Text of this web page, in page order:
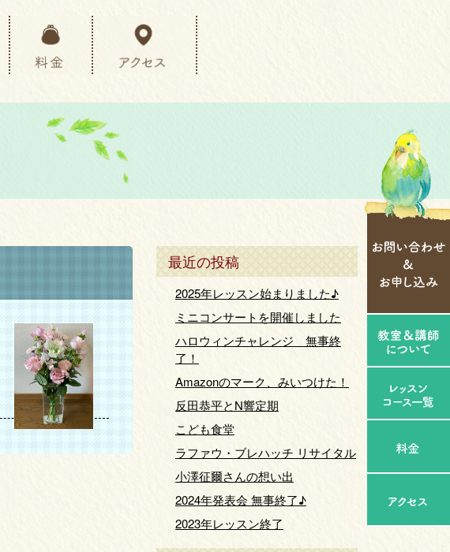
最近の投稿
2025年レッスン始まりました♪
ミニコンサートを開催しました
ハロウィンチャレンジ 無事終
了！
Amazonのマーク、みいつけた！
反田恭平とN響定期
こども食堂
ラファウ・ブレハッチ リサイタル
小澤征爾さんの想い出
2024年発表会 無事終了♪
2023年レッスン終了